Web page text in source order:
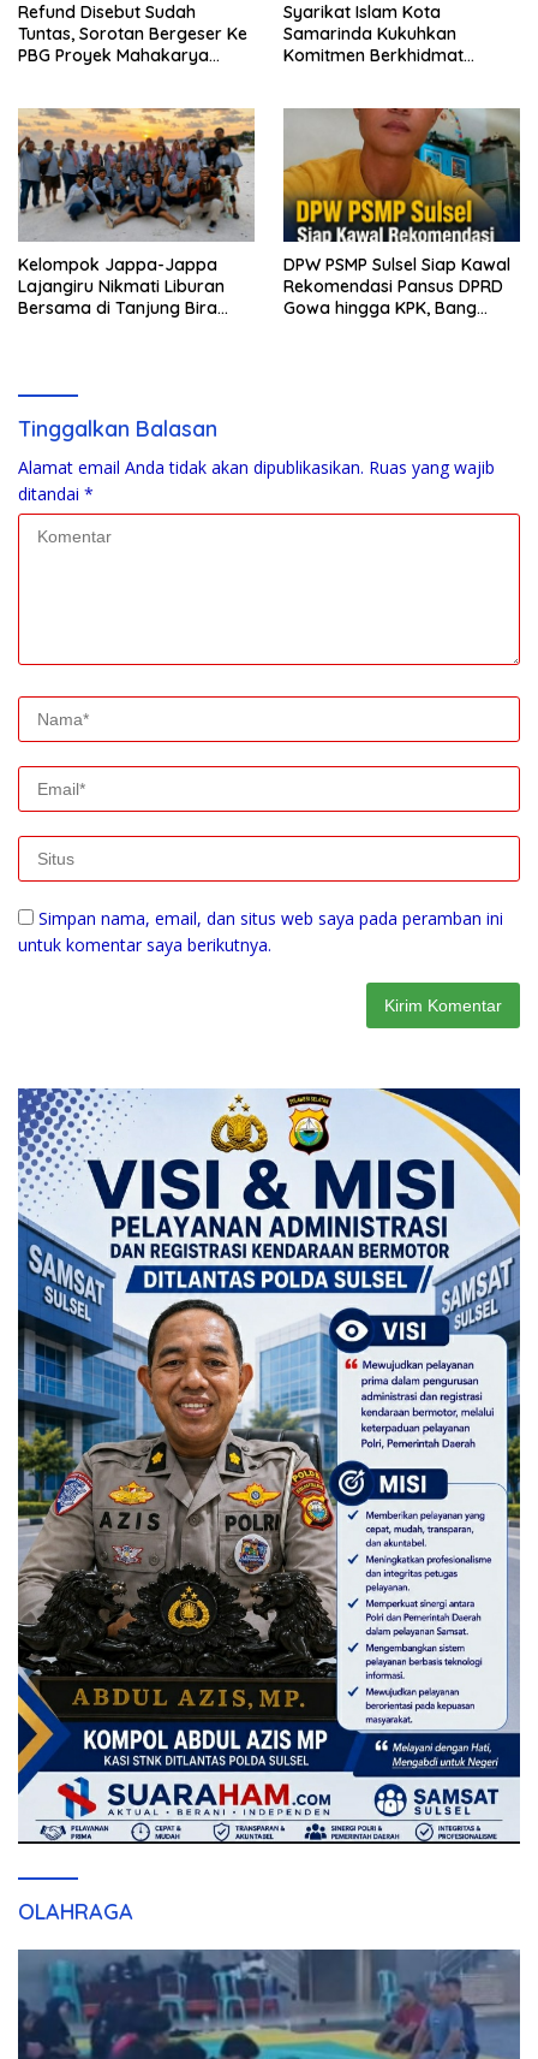
Refund Disebut Sudah
Tuntas, Sorotan Bergeser Ke
PBG Proyek Mahakarya
Syarikat Islam Kota
Samarinda Kukuhkan
Komitmen Berkhidmat
Kelompok Jappa-Jappa
Lajangiru Nikmati Liburan
Bersama di Tanjung Bira
DPW PSMP Sulsel Siap Kawal
Rekomendasi Pansus DPRD
Gowa hingga KPK, Bang
Tinggalkan Balasan
Alamat email Anda tidak akan dipublikasikan. Ruas yang wajib
ditandai *
Simpan nama, email, dan situs web saya pada peramban ini
untuk komentar saya berikutnya.
OLAHRAGA